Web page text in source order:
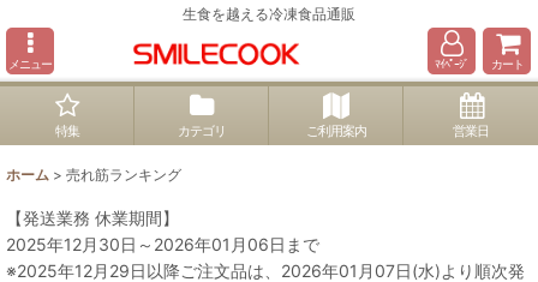
生食を越える冷凍食品通販
メニュー ﾏｲﾍﾟｰｼﾞ カート
特集 カテゴリ ご利用案内 営業日
ホーム > 売れ筋ランキング
【発送業務 休業期間】
2025年12月30日～2026年01月06日まで
※2025年12月29日以降ご注文品は、2026年01月07日(水)より順次発